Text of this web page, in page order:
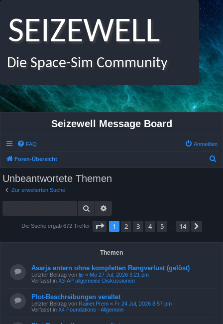
SEIZEWELL
Die Space-Sim Community
Seizewell Message Board
FAQ Anmelden
Foren-Übersicht
Unbeantwortete Themen
Zur erweiterten Suche
Suche
Die Suche ergab 672 Treffer Seite 1von14
1 2 3 4 5 14
Themen
Asarja entern ohne kompletten Rangverlust (gelöst)
Letzter Beitrag von lje « Mo 27 Jul, 2026 3:21 pm
Verfasst in X3-AP allgemeine Diskussionen
Plot-Beschreibungen veraltet
Letzter Beitrag von Rainer.Prem « Fr 24 Jul, 2026 8:57 pm
Verfasst in X4 Foundations - Allgemein